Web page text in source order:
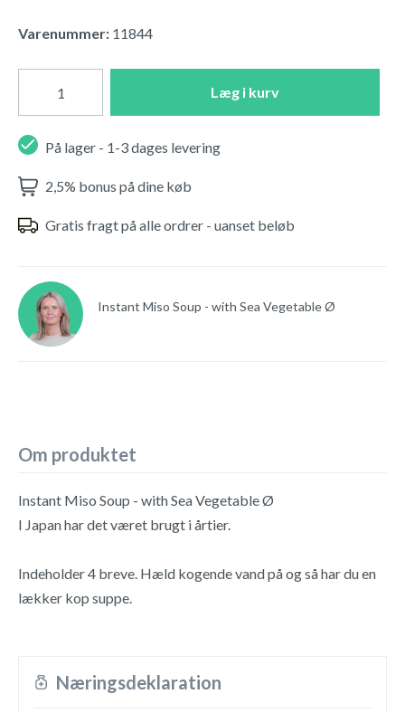
Varenummer: 11844
Læg i kurv
På lager - 1-3 dages levering
2,5% bonus på dine køb
Gratis fragt på alle ordrer - uanset beløb
Instant Miso Soup - with Sea Vegetable Ø
Om produktet
Instant Miso Soup - with Sea Vegetable Ø
I Japan har det været brugt i årtier.
Indeholder 4 breve. Hæld kogende vand på og så har du en
lækker kop suppe.
Næringsdeklaration